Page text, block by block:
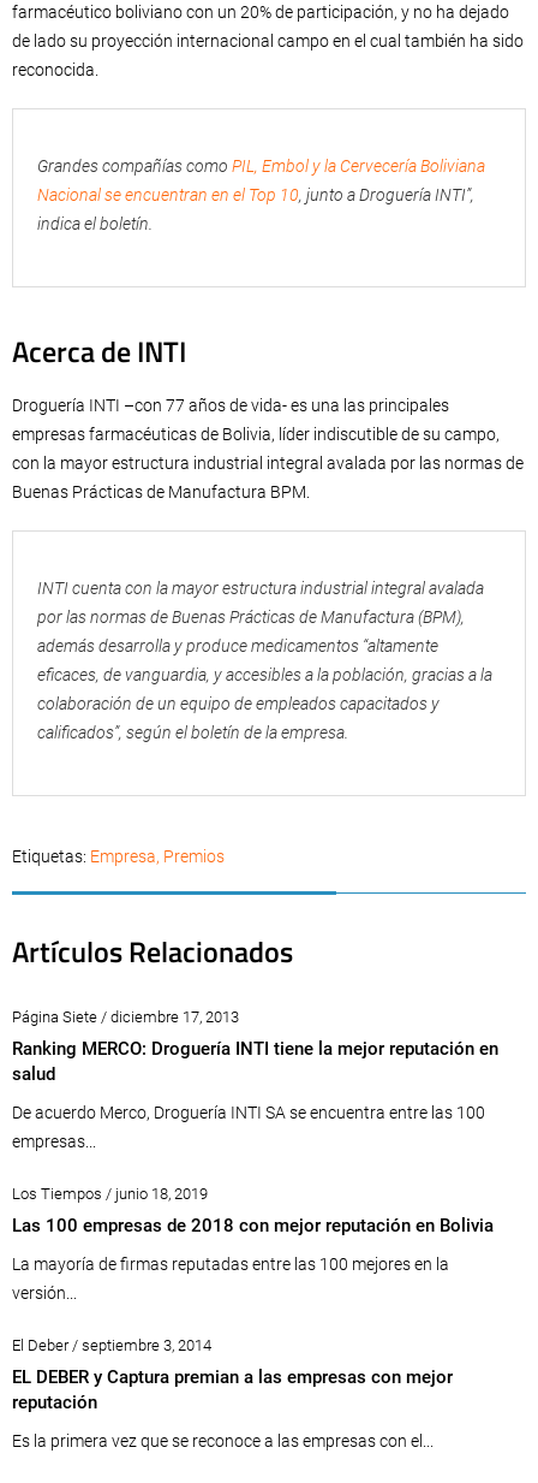
farmacéutico boliviano con un 20% de participación, y no ha dejado
de lado su proyección internacional campo en el cual también ha sido
reconocida.
Grandes compañías como PIL, Embol y la Cervecería Boliviana
Nacional se encuentran en el Top 10, junto a Droguería INTI”,
indica el boletín.
Acerca de INTI
Droguería INTI –con 77 años de vida- es una las principales
empresas farmacéuticas de Bolivia, líder indiscutible de su campo,
con la mayor estructura industrial integral avalada por las normas de
Buenas Prácticas de Manufactura BPM.
INTI cuenta con la mayor estructura industrial integral avalada
por las normas de Buenas Prácticas de Manufactura (BPM),
además desarrolla y produce medicamentos “altamente
eficaces, de vanguardia, y accesibles a la población, gracias a la
colaboración de un equipo de empleados capacitados y
calificados”, según el boletín de la empresa.
Etiquetas: Empresa, Premios
Artículos Relacionados
Página Siete / diciembre 17, 2013
Ranking MERCO: Droguería INTI tiene la mejor reputación en
salud
De acuerdo Merco, Droguería INTI SA se encuentra entre las 100
empresas...
Los Tiempos / junio 18, 2019
Las 100 empresas de 2018 con mejor reputación en Bolivia
La mayoría de firmas reputadas entre las 100 mejores en la
versión...
El Deber / septiembre 3, 2014
EL DEBER y Captura premian a las empresas con mejor
reputación
Es la primera vez que se reconoce a las empresas con el...